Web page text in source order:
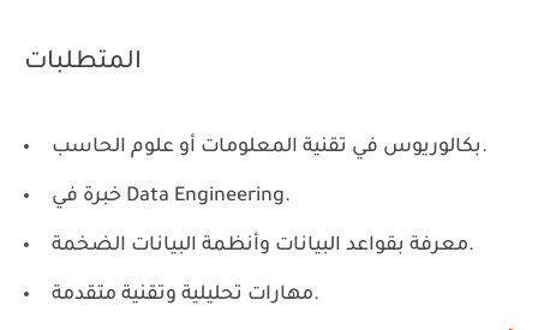
المتطلبات
بكالوريوس في تقنية المعلومات أو علوم الحاسب.
خبرة في Data Engineering.
معرفة بقواعد البيانات وأنظمة البيانات الضخمة.
مهارات تحليلية وتقنية متقدمة.